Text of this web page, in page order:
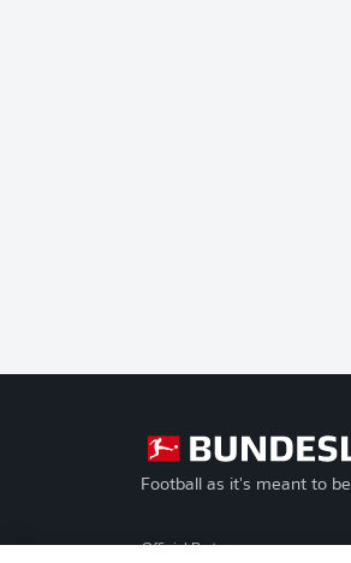
Football as it's meant to be
Official Partners